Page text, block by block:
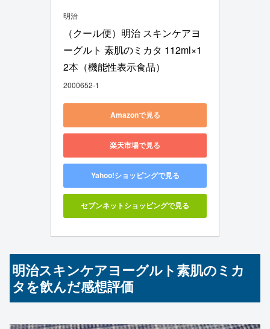
明治
（クール便）明治 スキンケアヨ
ーグルト 素肌のミカタ 112ml×1
2本（機能性表示食品）
2000652-1
Amazonで見る
楽天市場で見る
Yahoo!ショッピングで見る
セブンネットショッピングで見る
明治スキンケアヨーグルト素肌のミカ
タを飲んだ感想評価